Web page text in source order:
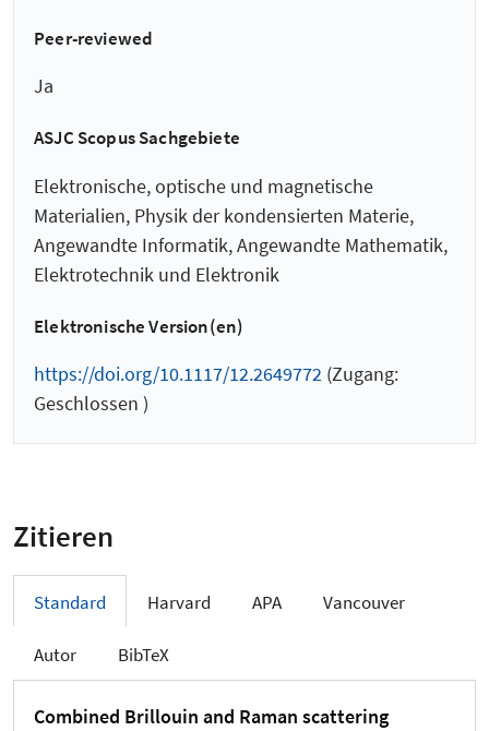
Peer-reviewed
Ja
ASJC Scopus Sachgebiete
Elektronische, optische und magnetische
Materialien, Physik der kondensierten Materie,
Angewandte Informatik, Angewandte Mathematik,
Elektrotechnik und Elektronik
Elektronische Version(en)
https://doi.org/10.1117/12.2649772 (Zugang:
Geschlossen )
Zitieren
Standard Harvard APA Vancouver
Autor BibTeX
Combined Brillouin and Raman scattering